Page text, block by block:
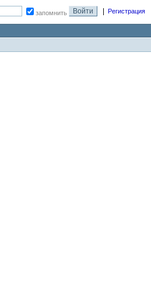
запомнить Регистрация